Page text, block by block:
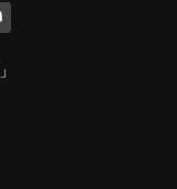
」